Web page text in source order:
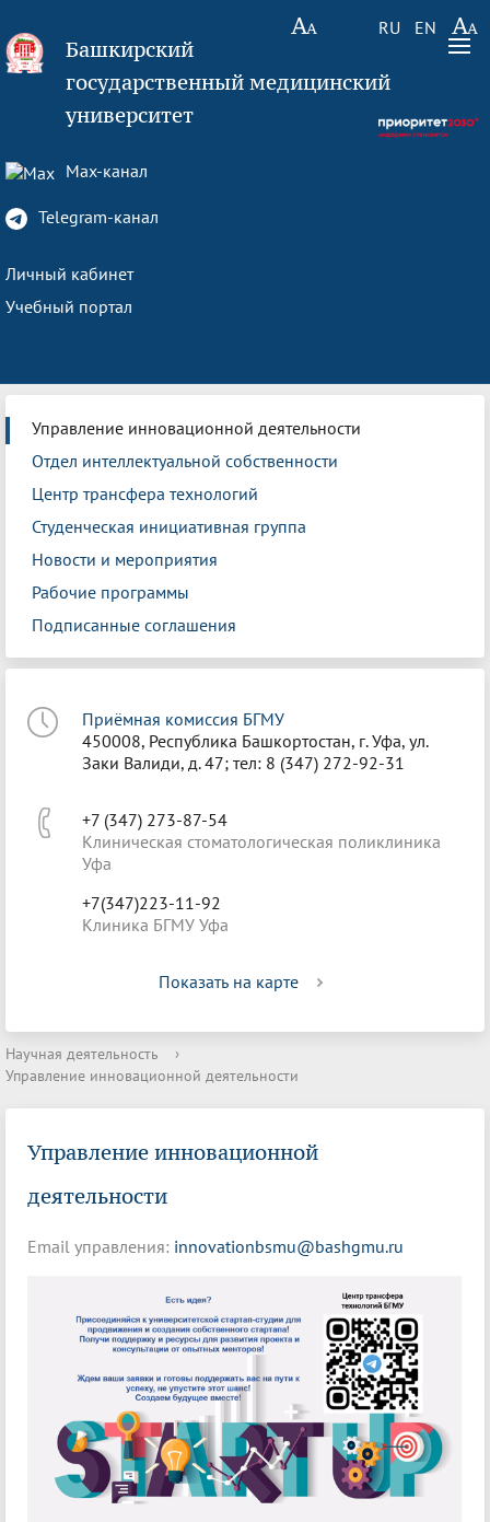
RU EN
Башкирский
государственный медицинский
университет
Max-канал
Telegram-канал
Личный кабинет
Учебный портал
Управление инновационной деятельности
Отдел интеллектуальной собственности
Центр трансфера технологий
Студенческая инициативная группа
Новости и мероприятия
Рабочие программы
Подписанные соглашения
Приёмная комиссия БГМУ
450008, Республика Башкортостан, г. Уфа, ул.
Заки Валиди, д. 47; тел: 8 (347) 272-92-31
+7 (347) 273-87-54
Клиническая стоматологическая поликлиника
Уфа
+7(347)223-11-92
Клиника БГМУ Уфа
Показать на карте
Научная деятельность
›
Управление инновационной деятельности
Управление инновационной
деятельности
Email управления: innovationbsmu@bashgmu.ru